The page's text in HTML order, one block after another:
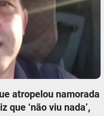
atropelou namorada
que ‘não viu nada’,